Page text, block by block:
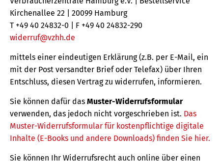
Kirchenallee 22 | 20099 Hamburg
T +49 40 24832-0 | F +49 40 24832-290
widerruf@vzhh.de
mittels einer eindeutigen Erklärung (z.B. per E-Mail, ein
mit der Post versandter Brief oder Telefax) über Ihren
Entschluss, diesen Vertrag zu widerrufen, informieren.
Sie können dafür das Muster-Widerrufsformular
verwenden, das jedoch nicht vorgeschrieben ist. Das
Muster-Widerrufsformular für kostenpflichtige digitale
Inhalte (E-Books und andere Downloads) finden Sie hier.
Sie können Ihr Widerrufsrecht auch online über einen